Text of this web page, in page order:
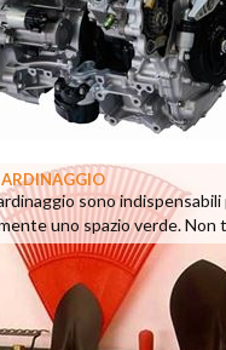
sono indispensabili
uno spazio verde. Non